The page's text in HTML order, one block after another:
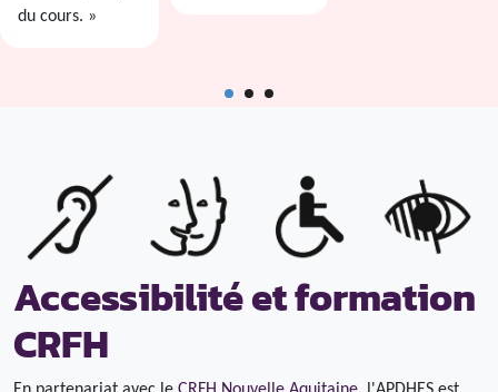
du cours. »
Accessibilité et formation
CRFH